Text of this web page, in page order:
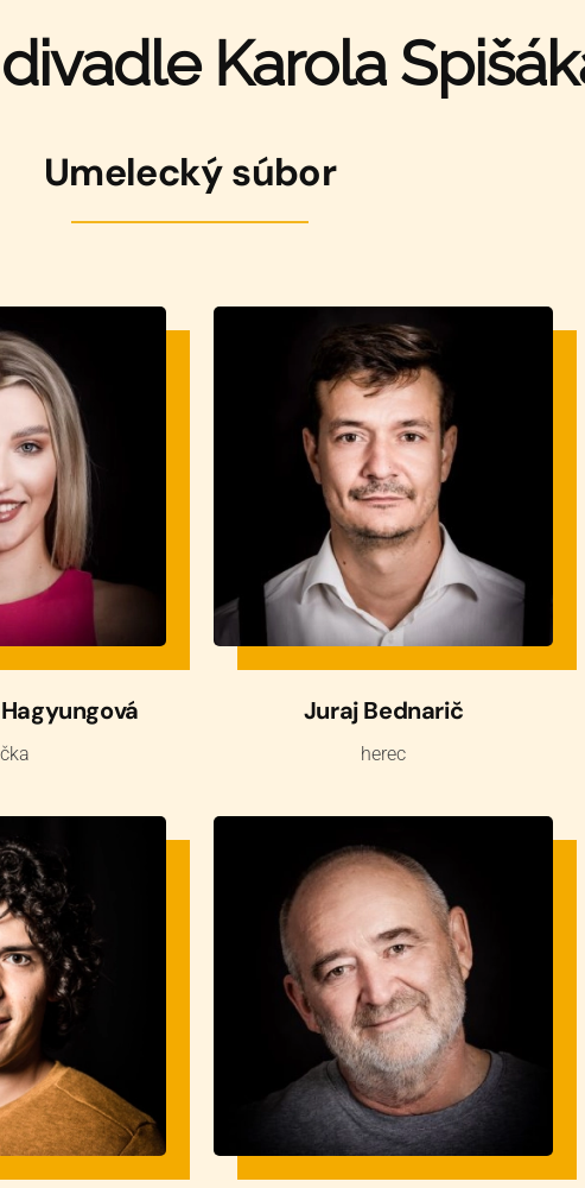
Karola
Umelecký súbor
Juraj Bednarič
herec